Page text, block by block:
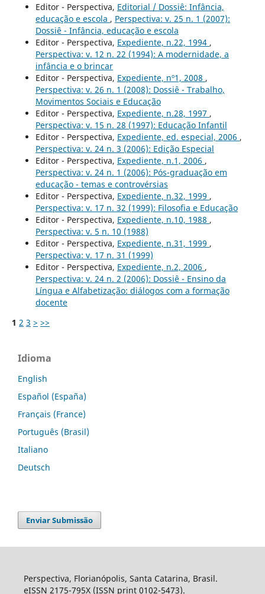
Editor - Perspectiva, Editorial / Dossiê: Infância,
educação e escola , Perspectiva: v. 25 n. 1 (2007):
Dossiê - Infância, educação e escola
Editor - Perspectiva, Expediente, n.22, 1994 ,
Perspectiva: v. 12 n. 22 (1994): A modernidade, a
infância e o brincar
Editor - Perspectiva, Expediente, nº1, 2008 ,
Perspectiva: v. 26 n. 1 (2008): Dossiê - Trabalho,
Movimentos Sociais e Educação
Editor - Perspectiva, Expediente, n.28, 1997 ,
Perspectiva: v. 15 n. 28 (1997): Educação Infantil
Editor - Perspectiva, Expediente, ed. especial, 2006 ,
Perspectiva: v. 24 n. 3 (2006): Edição Especial
Editor - Perspectiva, Expediente, n.1, 2006 ,
Perspectiva: v. 24 n. 1 (2006): Pós-graduação em
educação - temas e controvérsias
Editor - Perspectiva, Expediente, n.32, 1999 ,
Perspectiva: v. 17 n. 32 (1999): Filosofia e Educação
Editor - Perspectiva, Expediente, n.10, 1988 ,
Perspectiva: v. 5 n. 10 (1988)
Editor - Perspectiva, Expediente, n.31, 1999 ,
Perspectiva: v. 17 n. 31 (1999)
Editor - Perspectiva, Expediente, n.2, 2006 ,
Perspectiva: v. 24 n. 2 (2006): Dossiê - Ensino da
Língua e Alfabetização: diálogos com a formação
docente
1 2 3 > >>
Idioma
English
Español (España)
Français (France)
Português (Brasil)
Italiano
Deutsch
Enviar Submissão
Perspectiva, Florianópolis, Santa Catarina, Brasil.
eISSN 2175-795X (ISSN print 0102-5473).